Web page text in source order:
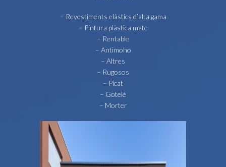
– Revestiments elàstics d’alta gama
– Pintura plàstica mate
– Rentable
– Antimoho
– Altres
– Rugosos
– Picat
– Gotelé
– Morter